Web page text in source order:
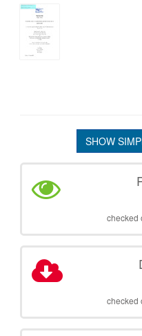
SHOW
checked
checked